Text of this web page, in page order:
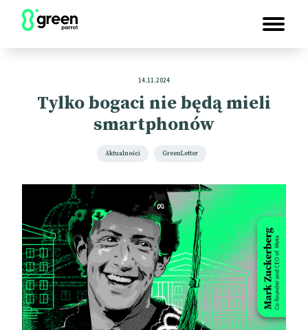
14.11.2024
Tylko bogaci nie będą mieli
smartphonów
Aktualności GreenLetter